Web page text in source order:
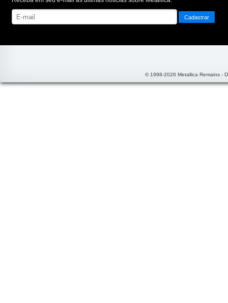
© 1998-2026 Metallica Remains -